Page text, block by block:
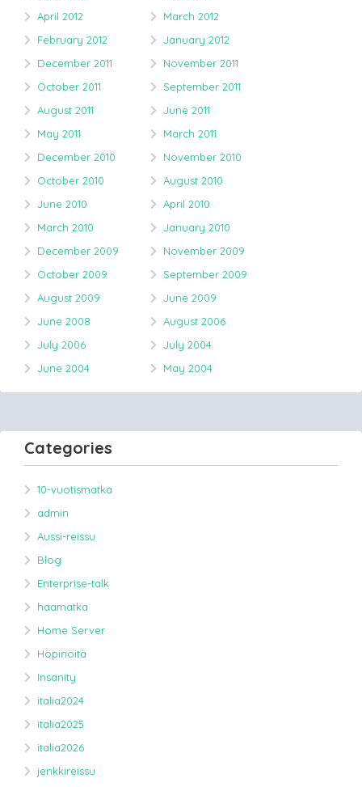
April 2012
March 2012
February 2012
January 2012
December 2011
November 2011
October 2011
September 2011
August 2011
June 2011
May 2011
March 2011
December 2010
November 2010
October 2010
August 2010
June 2010
April 2010
March 2010
January 2010
December 2009
November 2009
October 2009
September 2009
August 2009
June 2009
June 2008
August 2006
July 2006
July 2004
June 2004
May 2004
Categories
10-vuotismatka
admin
Aussi-reissu
Blog
Enterprise-talk
haamatka
Home Server
Höpinöitä
Insanity
italia2024
italia2025
italia2026
jenkkireissu